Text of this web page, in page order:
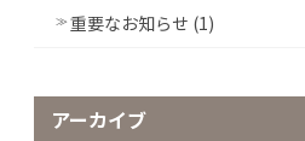
重要なお知らせ (1)
アーカイブ